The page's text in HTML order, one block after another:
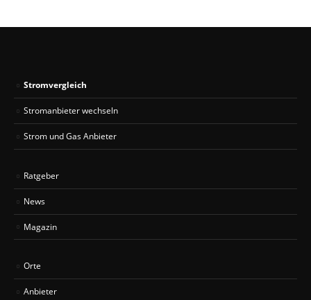
Stromvergleich
Stromanbieter wechseln
Strom und Gas Anbieter
Ratgeber
News
Magazin
Orte
Anbieter